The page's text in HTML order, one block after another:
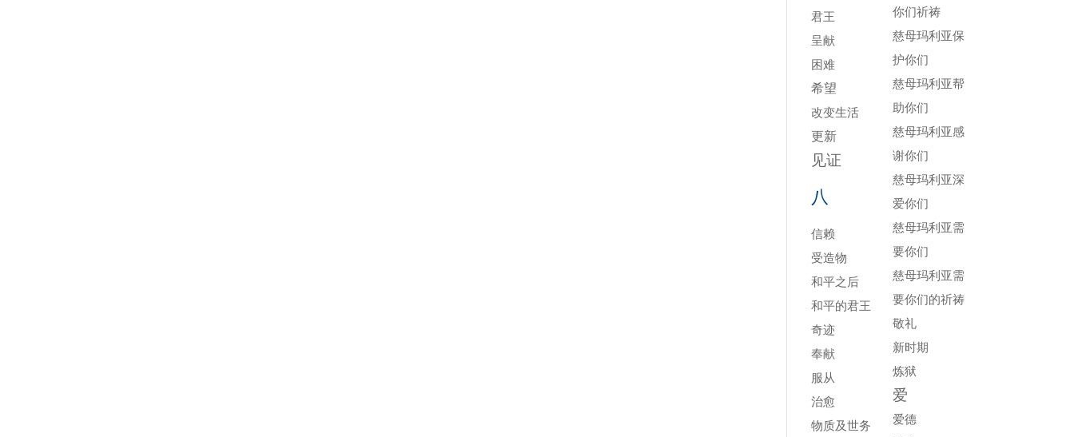
君王
呈献
困难
希望
改变生活
更新
见证
八
信赖
受造物
和平之后
和平的君王
奇迹
奉献
服从
治愈
物质及世务
你们祈祷
慈母玛利亚保
护你们
慈母玛利亚帮
助你们
慈母玛利亚感
谢你们
慈母玛利亚深
爱你们
慈母玛利亚需
要你们
慈母玛利亚需
要你们的祈祷
敬礼
新时期
炼狱
爱
爱德